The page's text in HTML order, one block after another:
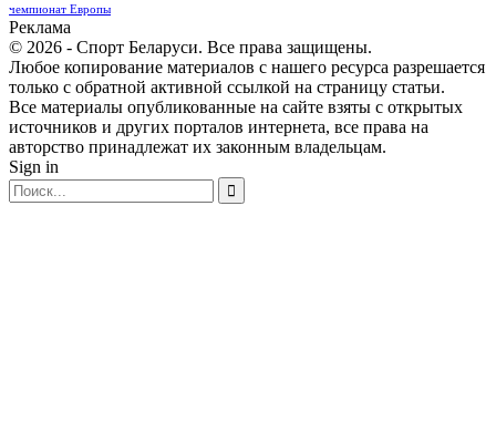
чемпионат Европы
Реклама
© 2026 - Спорт Беларуси. Все права защищены.
Любое копирование материалов с нашего ресурса разрешается
только с обратной активной ссылкой на страницу статьи.
Все материалы опубликованные на сайте взяты с открытых
источников и других порталов интернета, все права на
авторство принадлежат их законным владельцам.
Sign in